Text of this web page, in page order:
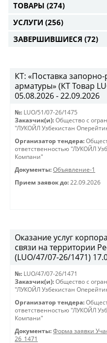
ТОВАРЫ (274)
УСЛУГИ (256)
ЗАВЕРШИВШИЕСЯ (72)
КТ: «Поставка
арматуры» (КТ Товар
05.08.2026 - 22.09.2026
№: LUO/51/07-26/1475
Заказчик(и): Общество с
"ЛУКОЙЛ Узбекистан
Организатор тендера:
ответственностью "ЛУКОЙЛ
Компани"
Документы: Объявление-1
Прием заявок до: 22.09.2026
Оказание услуг
связи на территории
(LUO/47/07-26/1471)
№: LUO/47/07-26/1471
Заказчик(и): Общество с
"ЛУКОЙЛ Узбекистан
Организатор тендера:
ответственностью "ЛУКОЙЛ
Компани"
Документы: Форма заявки
26_1471